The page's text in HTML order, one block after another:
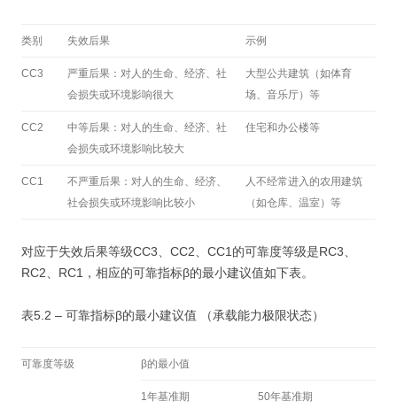
类别 失效后果 示例
CC3
严重后果：对人的生命、经济、社
会损失或环境影响很大
大型公共建筑（如体育
场、音乐厅）等
CC2
中等后果：对人的生命、经济、社
会损失或环境影响比较大
住宅和办公楼等
CC1
不严重后果：对人的生命、经济、
社会损失或环境影响比较小
人不经常进入的农用建筑
（如仓库、温室）等
对应于失效后果等级CC3、CC2、CC1的可靠度等级是RC3、
RC2、RC1，相应的可靠指标β的最小建议值如下表。
表5.2 – 可靠指标β的最小建议值 （承载能力极限状态）
可靠度等级 β的最小值
1年基准期 50年基准期